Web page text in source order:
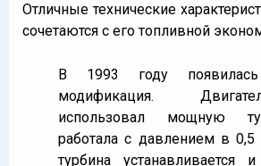
Отличные технические
сочетаются с его топливной
В 1993 году появилась
модификация.
использовал мощную
работала с давлением в 0,5
турбина устанавливается